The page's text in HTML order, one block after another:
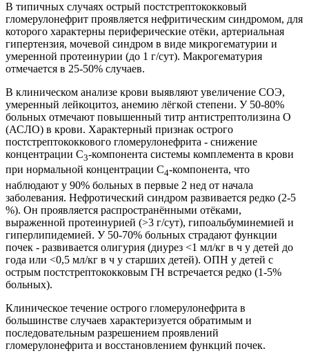
В типичных случаях острый постстрептококковый
гломерулонефрит проявляется нефритическим синдромом, для
которого характерны периферические отёки, артериальная
гипертензия, мочевой синдром в виде микрогематурии и
умеренной протеинурии (до 1 г/сут). Макрогематурия
отмечается в 25-50% случаев.
В клиническом анализе крови выявляют увеличение СОЭ,
умеренный лейкоцитоз, анемию лёгкой степени. У 50-80%
больных отмечают повышенный титр антистрептолизина О
(АСЛО) в крови. Характерный признак острого
постстрептококкового гломерулонефрита - снижение
концентрации С3-компонента системы комплемента в крови
при нормальной концентрации С4-компонента, что
наблюдают у 90% больных в первые 2 нед от начала
заболевания. Нефротический синдром развивается редко (2-5
%). Он проявляется распространёнными отёками,
выраженной протеинурией (>3 г/сут), гипоальбуминемией и
гиперлипидемией. У 50-70% больных страдают функции
почек - развивается олигурия (диурез <1 мл/кг в ч у детей до
года или <0,5 мл/кг в ч у старших детей). ОПН у детей с
острым постстрептококковым ГН встречается редко (1-5%
больных).
Клиническое течение острого гломерулонефрита в
большинстве случаев характеризуется обратимым и
последовательным разрешением проявлений
гломерулонефрита и восстановлением функций почек.